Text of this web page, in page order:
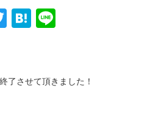
TwitterHatena
了させて頂きました！